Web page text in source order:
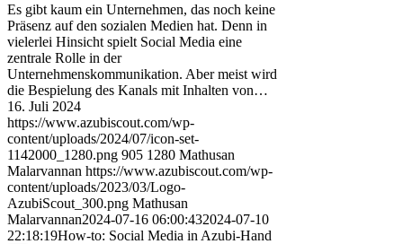
Es gibt kaum ein Unternehmen, das noch keine
Präsenz auf den sozialen Medien hat. Denn in
vielerlei Hinsicht spielt Social Media eine
zentrale Rolle in der
Unternehmenskommunikation. Aber meist wird
die Bespielung des Kanals mit Inhalten von…
16. Juli 2024
https://www.azubiscout.com/wp-
content/uploads/2024/07/icon-set-
1142000_1280.png 905 1280 Mathusan
Malarvannan https://www.azubiscout.com/wp-
content/uploads/2023/03/Logo-
AzubiScout_300.png Mathusan
Malarvannan2024-07-16 06:00:432024-07-10
22:18:19How-to: Social Media in Azubi-Hand